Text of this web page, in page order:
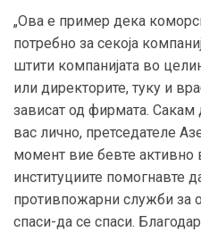
„Ова е пример дека
потребно за секоја
штити компанијата во
или директорите, туку и
зависат од фирмата. Сакам
вас лично, претседателе
момент вие бевте активно
институциите помогнавте
противпожарни служби
спаси-да се спаси.